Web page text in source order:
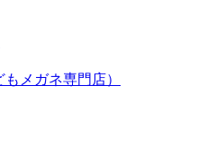
メガネ専門店）